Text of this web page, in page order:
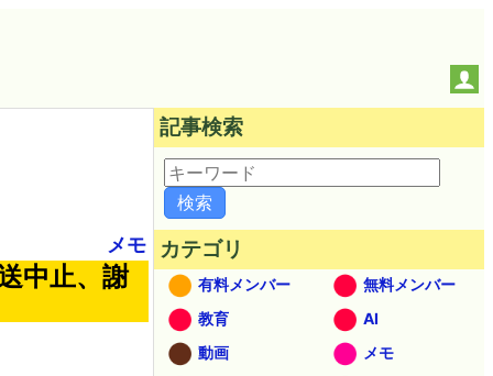
メモ
中止、謝
記事検索
カテゴリ
有料メンバー
無料メンバー
教育
AI
動画
メモ